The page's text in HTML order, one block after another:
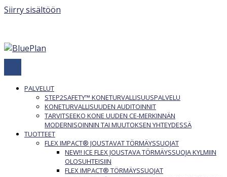
Siirry sisältöön
PALVELUT
STEP2SAFETY™ KONETURVALLISUUSPALVELU
KONETURVALLISUUDEN AUDITOINNIT
TARVITSEEKO KONE UUDEN CE-MERKINNÄN
MODERNISOINNIN TAI MUUTOKSEN YHTEYDESSÄ
TUOTTEET
FLEX IMPACT® JOUSTAVAT TÖRMÄYSSUOJAT
NEW!! ICE FLEX JOUSTAVA TÖRMÄYSSUOJA KYLMIIN
OLOSUHTEISIIN
FLEX IMPACT® TÖRMÄYSSUOJAT